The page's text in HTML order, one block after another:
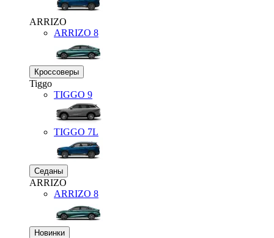
ARRIZO
ARRIZO 8
Кроссоверы
Tiggo
TIGGO 9
TIGGO 7L
Седаны
ARRIZO
ARRIZO 8
Новинки